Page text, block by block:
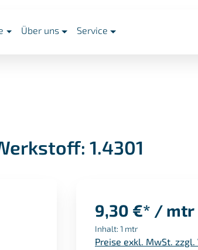
Über uns Service
1.4301
9,30 €* / mtr
Inhalt: 1 mtr
Preise exkl. MwSt.